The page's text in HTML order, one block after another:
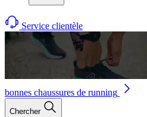
Service clientèle
bonnes chaussures de running
Chercher